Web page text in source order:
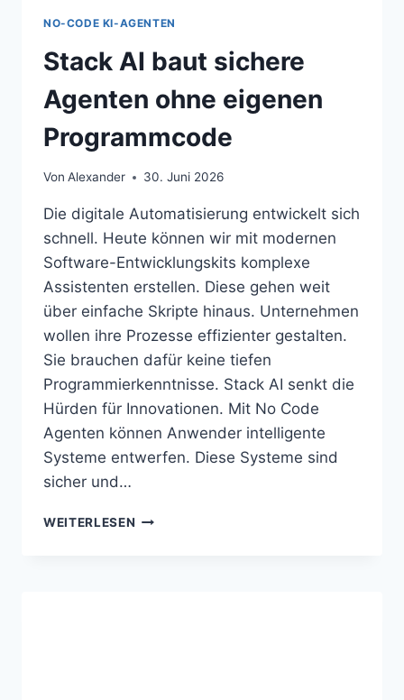
NO-CODE KI-AGENTEN
Stack AI baut sichere
Agenten ohne eigenen
Programmcode
Von Alexander 30. Juni 2026
Die digitale Automatisierung entwickelt sich
schnell. Heute können wir mit modernen
Software-Entwicklungskits komplexe
Assistenten erstellen. Diese gehen weit
über einfache Skripte hinaus. Unternehmen
wollen ihre Prozesse effizienter gestalten.
Sie brauchen dafür keine tiefen
Programmierkenntnisse. Stack AI senkt die
Hürden für Innovationen. Mit No Code
Agenten können Anwender intelligente
Systeme entwerfen. Diese Systeme sind
sicher und…
WEITERLESEN STACK